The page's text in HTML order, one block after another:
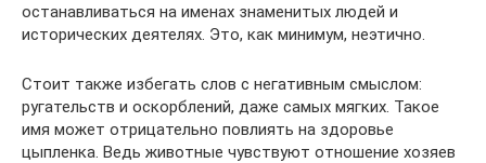
останавливаться на именах знаменитых людей и
исторических деятелях. Это, как минимум, неэтично.
Стоит также избегать слов с негативным смыслом:
ругательств и оскорблений, даже самых мягких. Такое
имя может отрицательно повлиять на здоровье
цыпленка. Ведь животные чувствуют отношение хозяев